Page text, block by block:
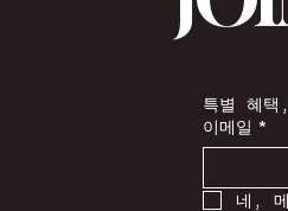
특별 혜
이메일 *
네, 메